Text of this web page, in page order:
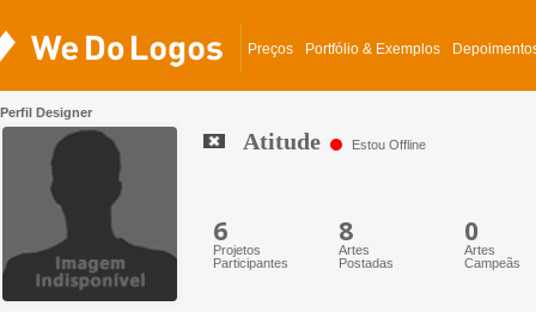
Preços Portfólio & Exemplos
Atitude Estou Offline
Perfil Designer
6
Projetos
Participantes
8
Artes
Postadas
0
Artes
Campeãs